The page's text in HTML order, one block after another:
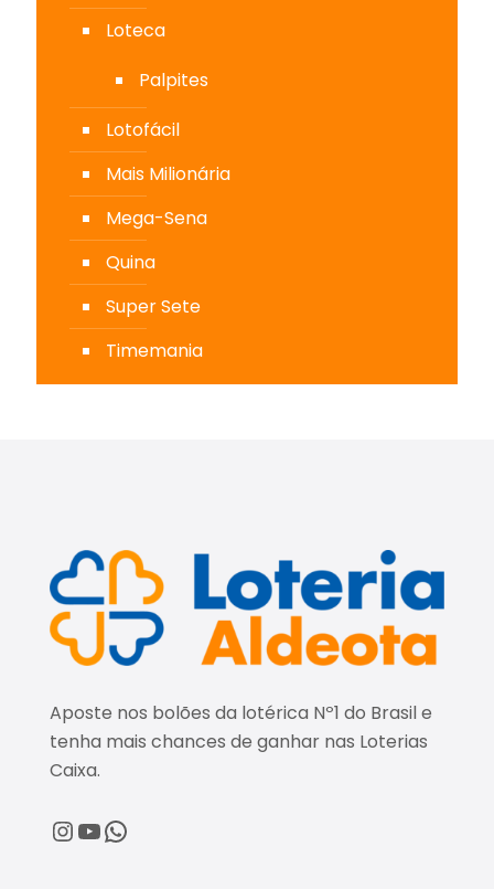
Loteca
Palpites
Lotofácil
Mais Milionária
Mega-Sena
Quina
Super Sete
Timemania
Aposte nos bolões da lotérica Nº1 do Brasil e
tenha mais chances de ganhar nas Loterias
Caixa.
@loteriaaldeota
@loteriaaldeota
Central de Atendimento